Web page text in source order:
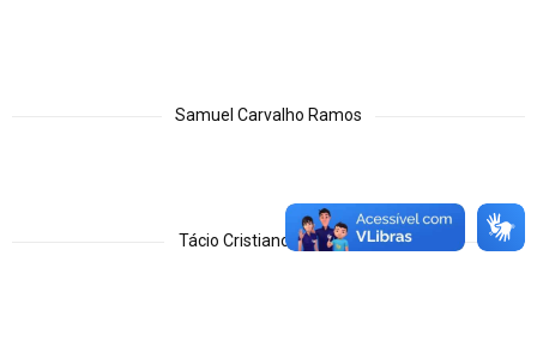
Samuel Carvalho Ramos
Tácio Cristiano C. Inhota